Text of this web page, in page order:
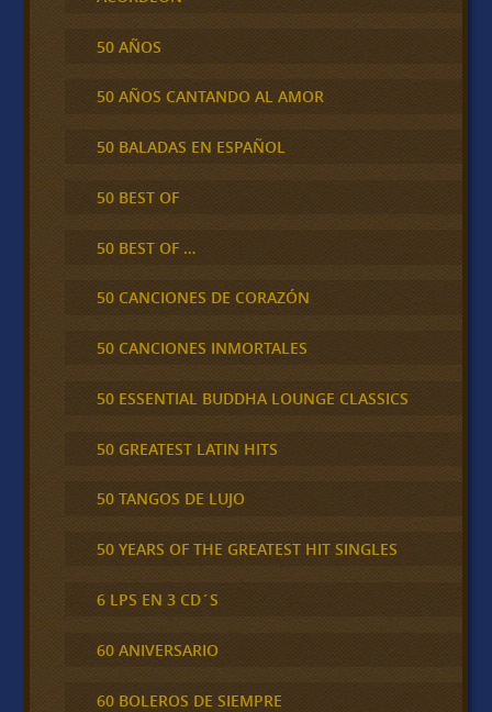
50 AÑOS
50 AÑOS CANTANDO AL AMOR
50 BALADAS EN ESPAÑOL
50 BEST OF
50 BEST OF …
50 CANCIONES DE CORAZÓN
50 CANCIONES INMORTALES
50 ESSENTIAL BUDDHA LOUNGE CLASSICS
50 GREATEST LATIN HITS
50 TANGOS DE LUJO
50 YEARS OF THE GREATEST HIT SINGLES
6 LPS EN 3 CD´S
60 ANIVERSARIO
60 BOLEROS DE SIEMPRE